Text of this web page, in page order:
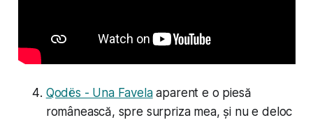
Qodës - Una Favelaaparent e o piesă
românească, spre surpriza mea, și nu e deloc